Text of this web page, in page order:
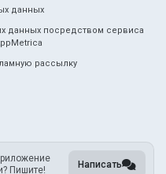
данных
данных посредством сервиса
рассылку
Пишите!
Написать